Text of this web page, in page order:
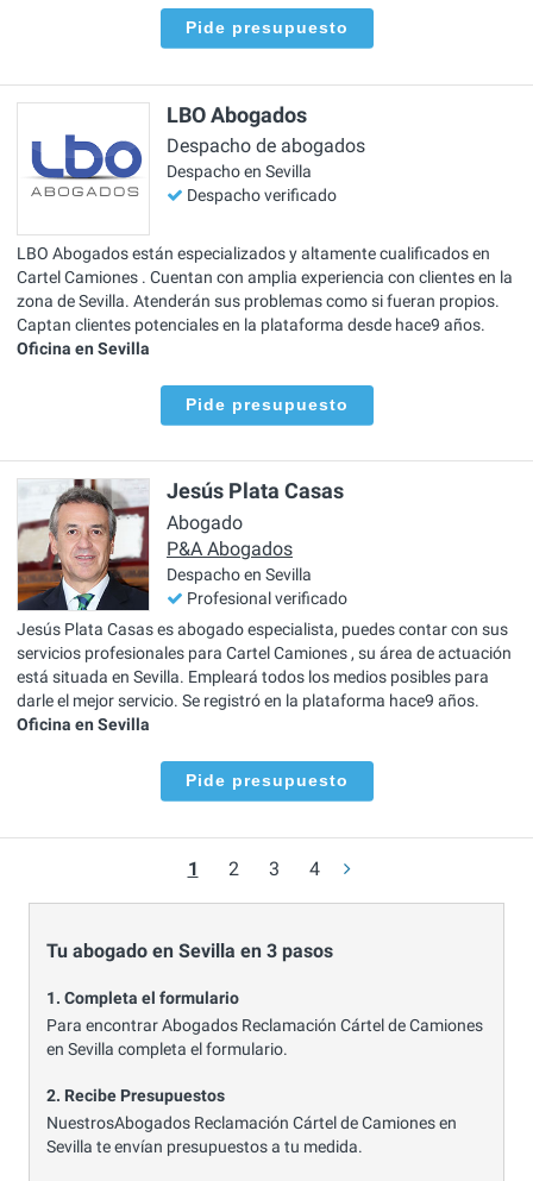
Pide presupuesto
LBO Abogados
Despacho de abogados
Despacho en Sevilla
Despacho verificado
LBO Abogados están especializados y altamente cualificados en
Cartel Camiones . Cuentan con amplia experiencia con clientes en la
zona de Sevilla. Atenderán sus problemas como si fueran propios.
Captan clientes potenciales en la plataforma desde hace9 años.
Oficina en Sevilla
Pide presupuesto
Jesús Plata Casas
Abogado
P&A Abogados
Despacho en Sevilla
Profesional verificado
Jesús Plata Casas es abogado especialista, puedes contar con sus
servicios profesionales para Cartel Camiones , su área de actuación
está situada en Sevilla. Empleará todos los medios posibles para
darle el mejor servicio. Se registró en la plataforma hace9 años.
Oficina en Sevilla
Pide presupuesto
1 2 3 4
Tu abogado en Sevilla en 3 pasos
1. Completa el formulario
Para encontrar Abogados Reclamación Cártel de Camiones
en Sevilla completa el formulario.
2. Recibe Presupuestos
NuestrosAbogados Reclamación Cártel de Camiones en
Sevilla te envían presupuestos a tu medida.